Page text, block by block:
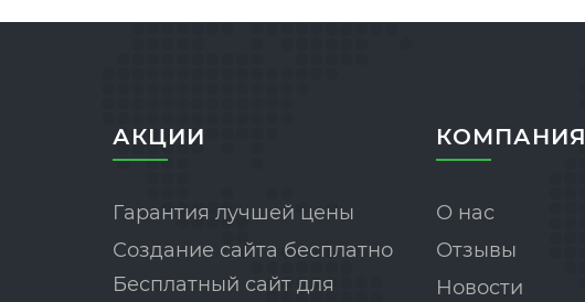
АКЦИИ
Гарантия лучшей цены
Создание сайта бесплатно
Бесплатный сайт для
КОМПАНИЯ
О нас
Отзывы
Новости